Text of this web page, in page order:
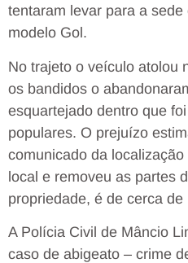
tentaram levar para a
modelo Gol.
No trajeto o veículo atolou
os bandidos o
esquartejado dentro que
populares. O prejuízo
comunicado da
local e removeu as partes
propriedade, é de cerca de
A Polícia Civil de Mâncio
caso de abigeato – crime